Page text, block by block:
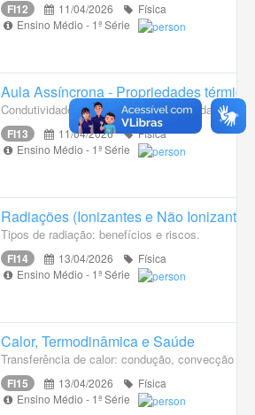
FI12 11/04/2026
Física
Ensino Médio - 1ª Série
Aula Assíncrona - Propriedades
Condutividade térmica e elétrica, densidade,
FI13 11/04/2026
Física
Ensino Médio - 1ª Série
Radiações (Ionizantes e Não Ionizantes)
Tipos de radiação: benefícios e riscos.
FI14 13/04/2026
Física
Ensino Médio - 1ª Série
Calor, Termodinâmica e Saúde
Transferência de calor: condução, convecção e
FI15 13/04/2026
Física
Ensino Médio - 1ª Série